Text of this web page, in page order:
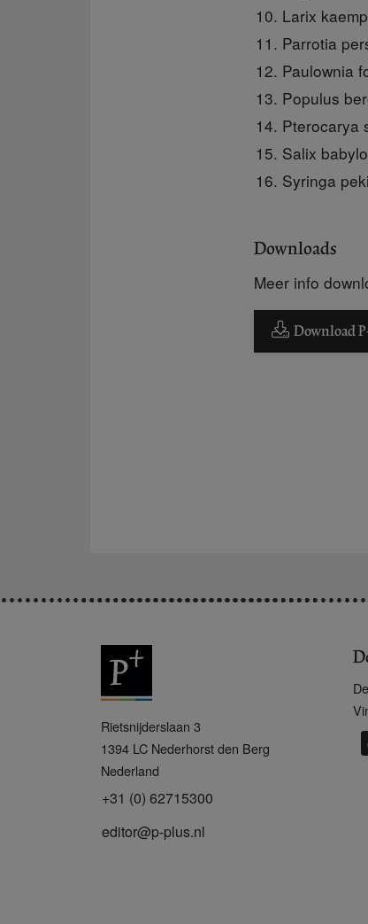
Larix
Parrotia
Paulownia
Populus
Pterocarya
Salix
Syringa
Downloads
Meer info
Download
+
Rietsnijderslaan 3
1394 LC Nederhorst den Berg
Nederland
+31 (0) 62715300
editor@p-plus.nl